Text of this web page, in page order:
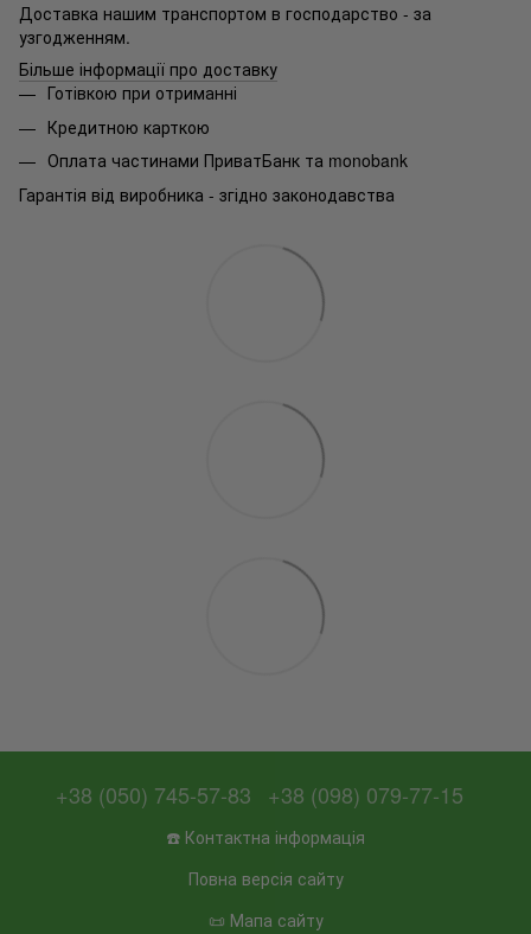
Доставка нашим транспортом в господарство - за
узгодженням.
Більше інформації про доставку
Готівкою при отриманні
Кредитною карткою
Оплата частинами ПриватБанк та monobank
Гарантія від виробника - згідно законодавства
+38 (050) 745-57-83 +38 (098) 079-77-15
☎️ Контактна інформація
Повна версія сайту
📜 Мапа сайту